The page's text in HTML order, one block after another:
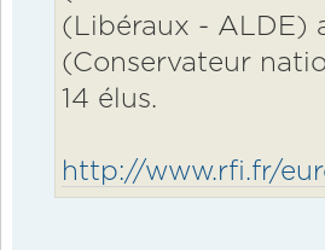
(Libéraux - ALDE)
(Conservateur
14 élus.
http://www.rfi.fr/